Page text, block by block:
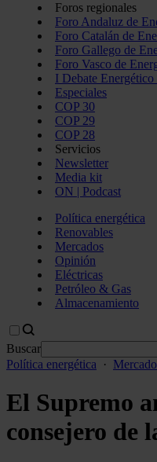
Foros regionales
Foro Andaluz de
Foro Catalán de
Foro Gallego de
Foro Vasco de
I Debate Energético
Especiales
COP 30
COP 29
COP 28
Servicios
Newsletter
Media kit
ON | Podcast
Política energética
Renovables
Mercados
Opinión
Eléctricas
Petróleo & Gas
Almacenamiento
Buscar
Política energética
·
El Supremo
consejero de